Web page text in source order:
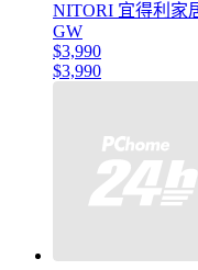
NITORI 宜得利家
GW
$3,990
$3,990